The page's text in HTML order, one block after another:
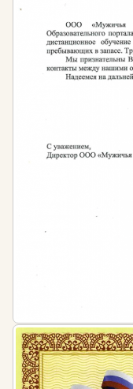
Штраф за
законодательства:
Мера
№ 195-ФЗ и ведёт
для
тысяч рублей
Постановление
Федерации от